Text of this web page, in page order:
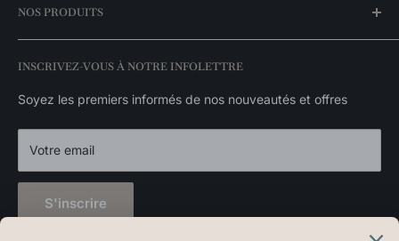
Nos marques
Catalogue exclusivités
Politique de retour
Politique de disponibilité des stocks
Politique de confidentialité
NOS PRODUITS
Luminaires suspendus
Appliques murales
Luminaires extérieurs
INSCRIVEZ-VOUS À NOTRE INFOLETTRE
Soyez les premiers informés de nos nouveautés et offres
Votre email
S'inscrire